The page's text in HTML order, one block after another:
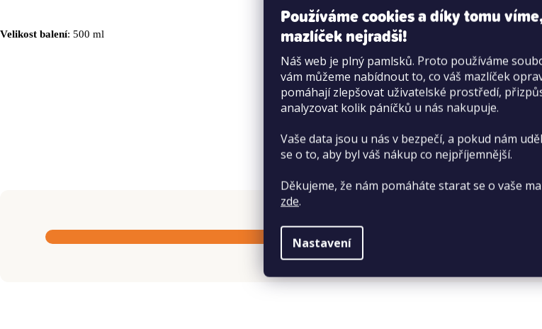
Používáme cookies a díky tomu
mazlíček nejradši!
Náš web je plný pamlsků. Proto používáme
vám můžeme nabídnout to, co váš mazlíček
pomáhají zlepšovat uživatelské prostředí,
analyzovat kolik páníčků u nás nakupuje.
Vaše data jsou u nás v bezpečí, a pokud nám
se o to, aby byl váš nákup co nejpříjemnější.
Děkujeme, že nám pomáháte starat se o vaše
zde.
Nastavení
Velikost balení: 500 ml